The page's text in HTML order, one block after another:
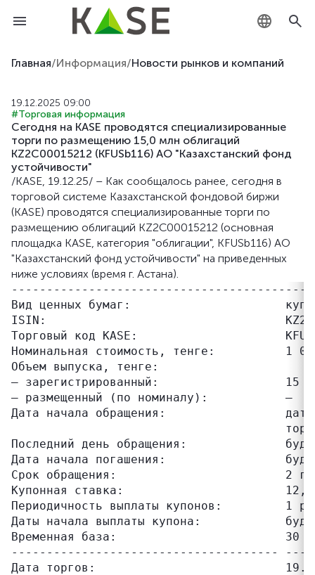
KZ
EN
Главная/Информация/Новости рынков и компаний
19.12.2025 09:00
#Торговая информация
Сегодня на KASE проводятся специализированные
торги по размещению 15,0 млн облигаций
KZ2C00015212 (KFUSb116) АО "Казахстанский фонд
устойчивости"
/KASE, 19.12.25/ – Как сообщалось ранее, сегодня в
торговой системе Казахстанской фондовой биржи
(KASE) проводятся специализированные торги по
размещению облигаций KZ2C00015212 (основная
площадка KASE, категория "облигации", KFUSb116) АО
"Казахстанский фонд устойчивости" на приведенных
ниже условиях (время г. Астана).
Вид ценных бумаг:
ISIN:
Торговый код KASE:
Номинальная стоимость, тенге:          1
Объем выпуска, тенге:
– зарегистрированный:                  15
– размещенный (по номиналу):           –
Дата начала обращения:                 дата
Последний день обращения:              будет
Дата начала погашения:                 будет
Срок обращения:                        2
Купонная ставка:                       12,50
Периодичность выплаты купонов:         1
Даты начала выплаты купона:            будут
Временная база:                        30 /
--------------------------------------
Дата торгов: